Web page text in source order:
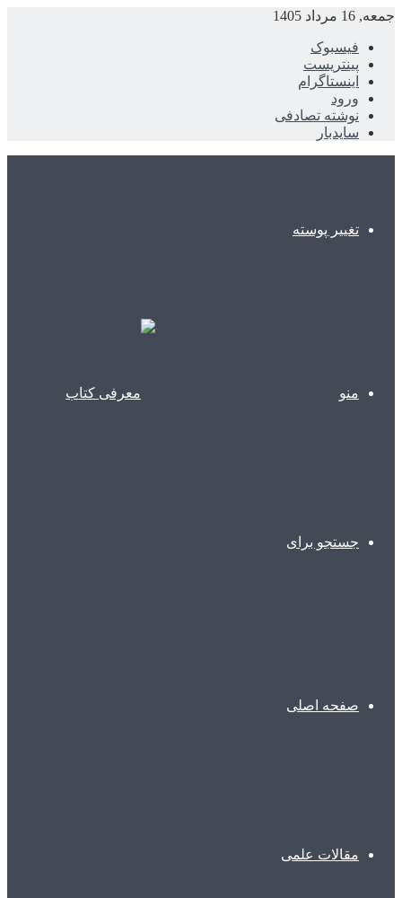
جمعه, 16 مرداد 1405
فیسبوک
پینتریست
اینستاگرام
ورود
نوشته تصادفی
سایدبار
تغییر پوسته
منو
جستجو برای
صفحه اصلی
مقالات علمی